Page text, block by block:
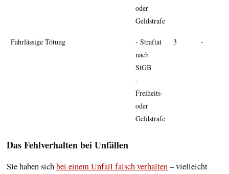
oder
Geldstrafe
Fahr­lässige Tötung
- Straftat
nach
StGB
-
Freiheits-
oder
Geldstrafe
3 -
Das Fehlverhalten bei Unfällen
Sie haben sichbei einem Unfall falsch verhalten– vielleicht